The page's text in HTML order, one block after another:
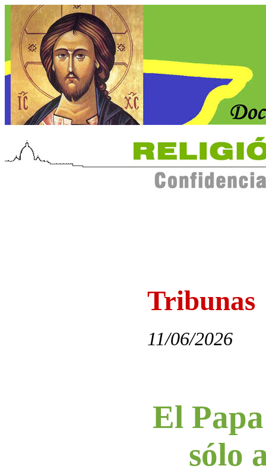
Tribunas
11/06/2026
El
sólo